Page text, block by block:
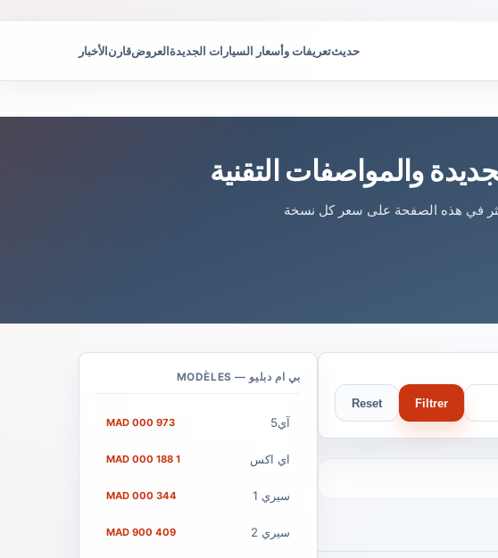
حديثتعريفات وأسعار السيارات الجديدةالعروضقارنالأخبار
اعثر في هذه الصفحة على سعر كل نسخة
Filtrer
Reset
بي ام دبليو — MODÈLES
آي5 973 000 MAD
اي اكس 1 188 000 MAD
سيري 1 344 000 MAD
سيري 2 409 900 MAD